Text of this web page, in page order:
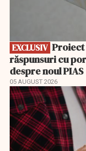
EXCLUSIV
răspunsuri cu
despre noul PIAS
05 AUGUST 2026